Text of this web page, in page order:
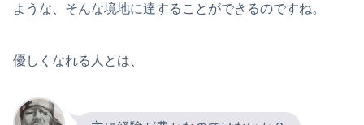
ような、そんな境地に達することができるのですね。
優しくなれる人とは、